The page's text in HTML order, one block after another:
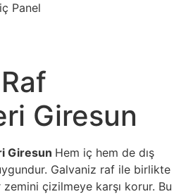
Panel
Giresun
Giresun Hem iç hem de dış
Galvaniz raf ile birlikte
çizilmeye karşı korur. Bu